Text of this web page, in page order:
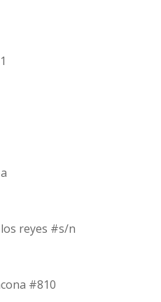
reyes #s/n
#810